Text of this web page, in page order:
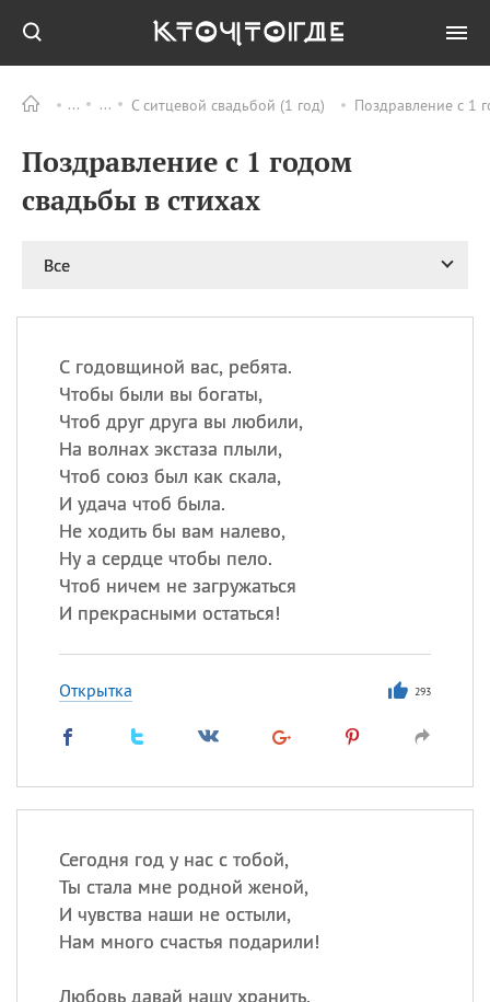
С ситцевой свадьбой (1 год) Поздравление с 1
Поздравление с 1 годом
свадьбы в стихах
Все
С годовщиной вас, ребята.
Чтобы были вы богаты,
Чтоб друг друга вы любили,
На волнах экстаза плыли,
Чтоб союз был как скала,
И удача чтоб была.
Не ходить бы вам налево,
Ну а сердце чтобы пело.
Чтоб ничем не загружаться
И прекрасными остаться!
Открытка 293
Сегодня год у нас с тобой,
Ты стала мне родной женой,
И чувства наши не остыли,
Нам много счастья подарили!
Любовь давай нашу хранить,
ПРАЗДНИКИ Все
08.08 День «Счастье
случается» (Happiness
великомученика
покровителя всех
09.08
Lovers Day)
ИМЕНА
происхождение